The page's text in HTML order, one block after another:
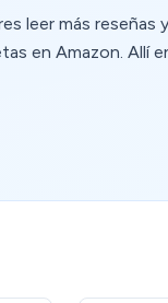
leer más reseñas
en Amazon. Allí